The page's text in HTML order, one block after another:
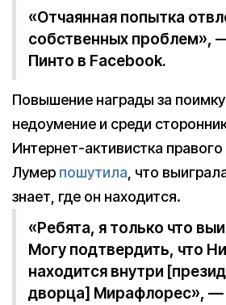
«Отчаянная попытка
собственных проблем»,
Пинто в Facebook.
Повышение награды за
недоумение и среди
Интернет-активистка
Лумер пошутила, что
знает, где он находится.
«Ребята, я только что
Могу подтвердить, что
находится внутри
дворца] Мирафлорес», —